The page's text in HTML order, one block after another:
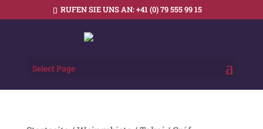
RUFEN SIE UNS AN:+41 (0) 79 555 99 15
Select Page